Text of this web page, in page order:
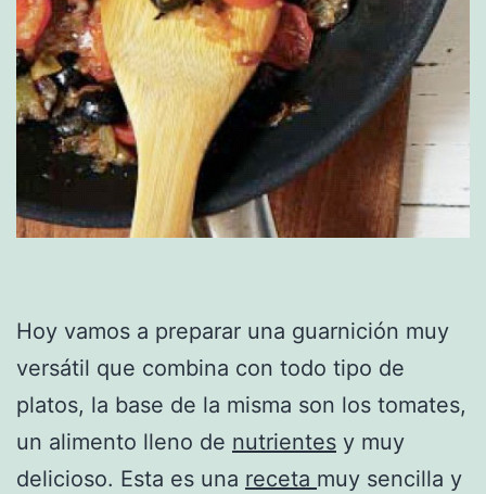
Hoy vamos a preparar una guarnición muy
versátil que combina con todo tipo de
platos, la base de la misma son los tomates,
un alimento lleno de nutrientes y muy
delicioso. Esta es una receta muy sencilla y